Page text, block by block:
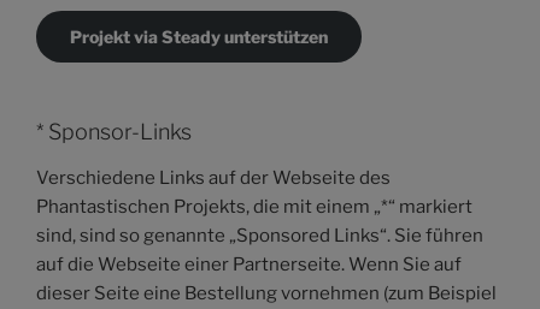
Projekt via Steady unterstützen
* Sponsor-Links
Verschiedene Links auf der Webseite des
Phantastischen Projekts, die mit einem „*“ markiert
sind, sind so genannte „Sponsored Links“. Sie führen
auf die Webseite einer Partnerseite. Wenn Sie auf
dieser Seite eine Bestellung vornehmen (zum Beispiel